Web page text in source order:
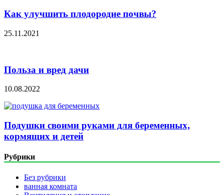
Как улучшить плодородие почвы?
25.11.2021
Польза и вред дачи
10.08.2022
Подушки своими руками для беременных,
кормящих и детей
Рубрики
Без рубрики
ванная комната